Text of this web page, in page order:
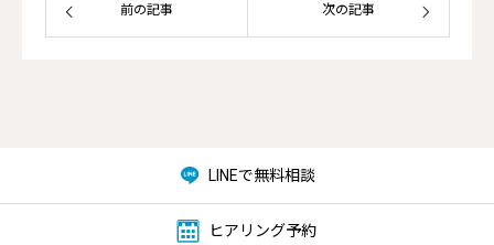
前の記事 次の記事
LINEで無料相談
ヒアリング予約